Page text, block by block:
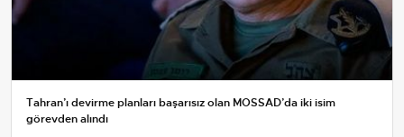
Tahran’ı devirme planları başarısız olan MOSSAD’da iki isim
görevden alındı